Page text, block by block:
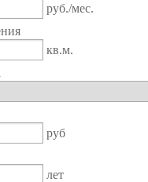
руб./мес.
кв.м.
руб
лет